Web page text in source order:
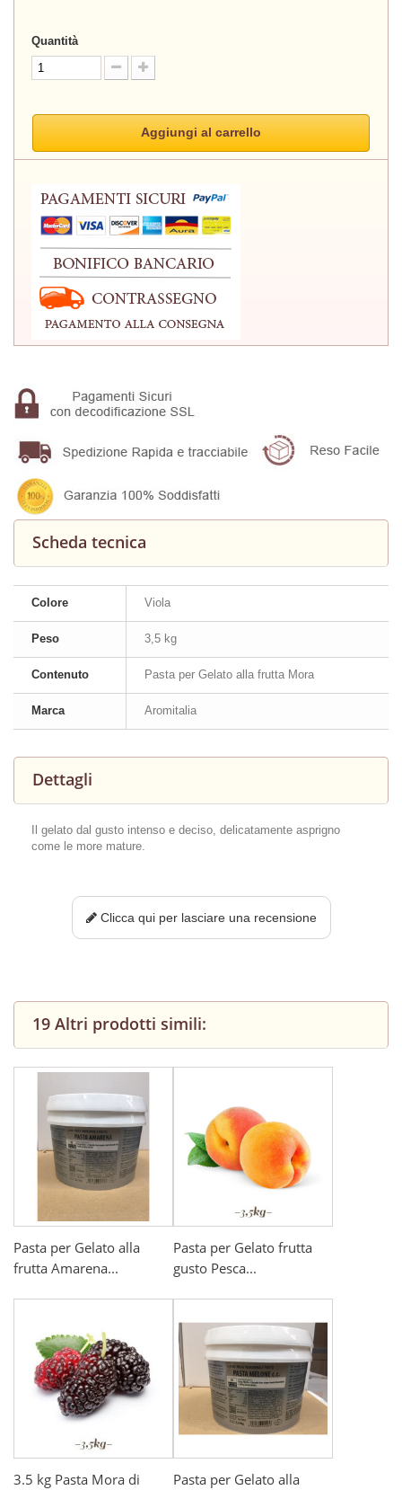
Quantità
Aggiungi al carrello
Scheda tecnica
Colore Viola
Peso 3,5 kg
Contenuto Pasta per Gelato alla frutta Mora
Marca Aromitalia
Dettagli
Il gelato dal gusto intenso e deciso, delicatamente asprigno
come le more mature.
Clicca qui per lasciare una recensione
19 Altri prodotti simili:
Pasta per Gelato alla
frutta Amarena...
Pasta per Gelato frutta
gusto Pesca...
3.5 kg Pasta Mora di Pasta per Gelato alla